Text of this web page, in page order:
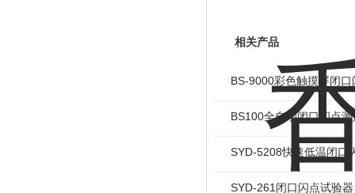
相关产品
BS-9000彩色触摸屏闭
BS100全自动闭口闪点
SYD-5208快速低温闭口
SYD-261闭口闪点试验器